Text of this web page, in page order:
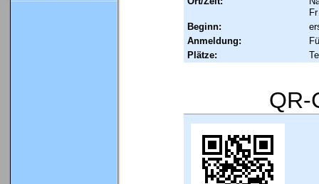
Beginn:
Anmeldung:
Plätze:
QR-